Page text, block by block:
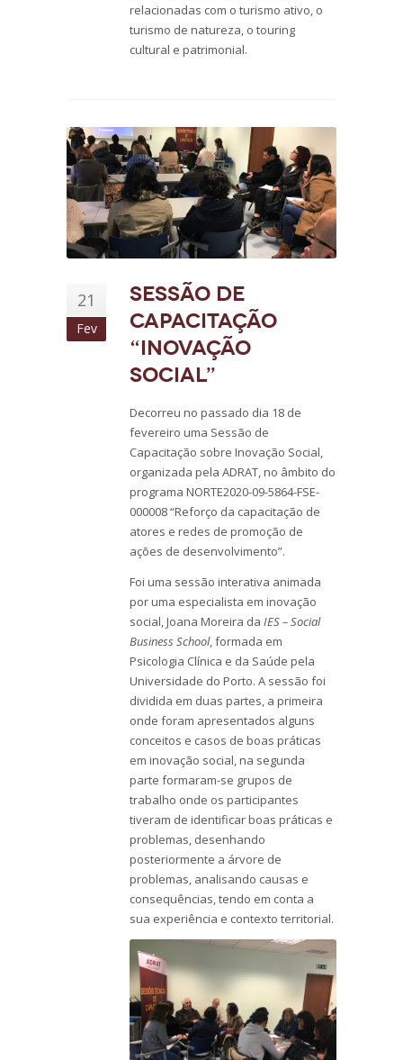
relacionadas com o turismo ativo, o
turismo de natureza, o touring
cultural e patrimonial.
21
Fev
Sessão de
Capacitação
“Inovação
Social”
Decorreu no passado dia 18 de
fevereiro uma Sessão de
Capacitação sobre Inovação Social,
organizada pela ADRAT, no âmbito do
programa NORTE2020-09-5864-FSE-
000008 “Reforço da capacitação de
atores e redes de promoção de
ações de desenvolvimento”.
Foi uma sessão interativa animada
por uma especialista em inovação
social, Joana Moreira da IES – Social
Business School, formada em
Psicologia Clínica e da Saúde pela
Universidade do Porto. A sessão foi
dividida em duas partes, a primeira
onde foram apresentados alguns
conceitos e casos de boas práticas
em inovação social, na segunda
parte formaram-se grupos de
trabalho onde os participantes
tiveram de identificar boas práticas e
problemas, desenhando
posteriormente a árvore de
problemas, analisando causas e
consequências, tendo em conta a
sua experiência e contexto territorial.